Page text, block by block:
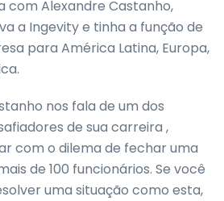
com Alexandre Castanho,
a Ingevity e tinha a função de
para América Latina, Europa,
nos fala de um dos
de sua carreira ,
com o dilema de fechar uma
de 100 funcionários. Se você
uma situação como esta,